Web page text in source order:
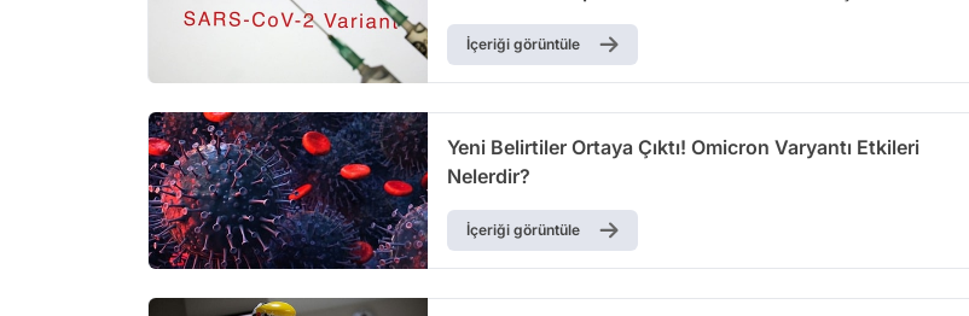
İçeriği görüntüle
Yeni Belirtiler Ortaya Çıktı! Omicron Varyantı Etkileri
Nelerdir?
İçeriği görüntüle